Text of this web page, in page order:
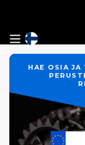
HAE OSIA JA